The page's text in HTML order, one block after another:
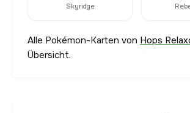
Skyridge
Alle Pokémon-Karten von Hops
Übersicht.